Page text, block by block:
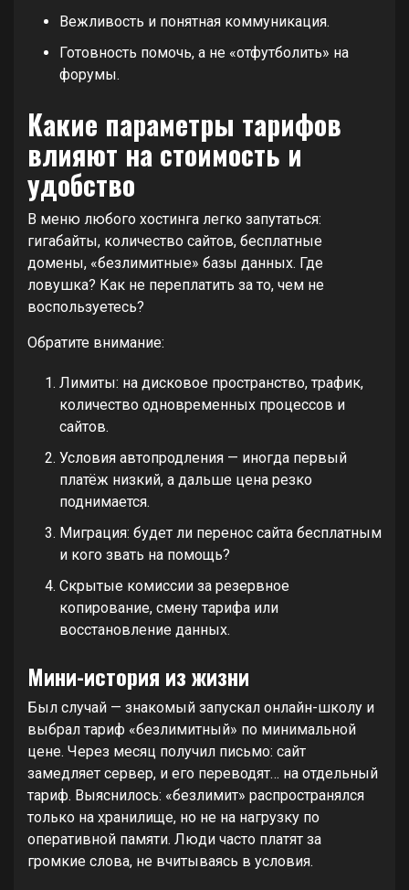
Вежливость и понятная коммуникация.
Готовность помочь, а не «отфутболить» на
форумы.
Какие параметры тарифов
влияют на стоимость и
удобство
В меню любого хостинга легко запутаться:
гигабайты, количество сайтов, бесплатные
домены, «безлимитные» базы данных. Где
ловушка? Как не переплатить за то, чем не
воспользуетесь?
Обратите внимание:
Лимиты: на дисковое пространство, трафик,
количество одновременных процессов и
сайтов.
Условия автопродления — иногда первый
платёж низкий, а дальше цена резко
поднимается.
Миграция: будет ли перенос сайта бесплатным
и кого звать на помощь?
Скрытые комиссии за резервное
копирование, смену тарифа или
восстановление данных.
Мини-история из жизни
Был случай — знакомый запускал онлайн-школу и
выбрал тариф «безлимитный» по минимальной
цене. Через месяц получил письмо: сайт
замедляет сервер, и его переводят… на отдельный
тариф. Выяснилось: «безлимит» распространялся
только на хранилище, но не на нагрузку по
оперативной памяти. Люди часто платят за
громкие слова, не вчитываясь в условия.